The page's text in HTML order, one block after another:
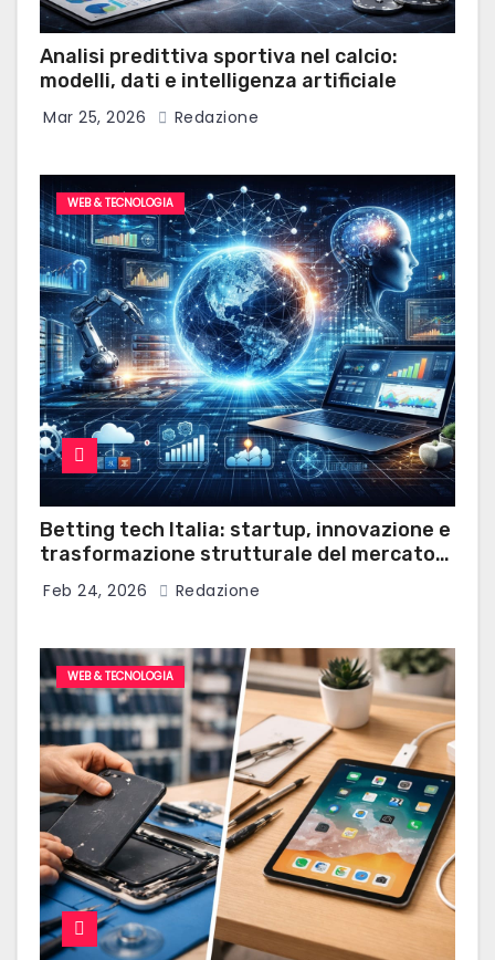
Analisi predittiva sportiva nel calcio:
modelli, dati e intelligenza artificiale
Mar 25, 2026 Redazione
WEB & TECNOLOGIA
Betting tech Italia: startup, innovazione e
trasformazione strutturale del mercato
delle scommesse sportive
Feb 24, 2026 Redazione
WEB & TECNOLOGIA